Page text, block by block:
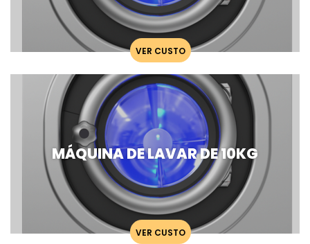
VER CUSTO
MÁQUINA DE LAVAR DE 10KG
VER CUSTO